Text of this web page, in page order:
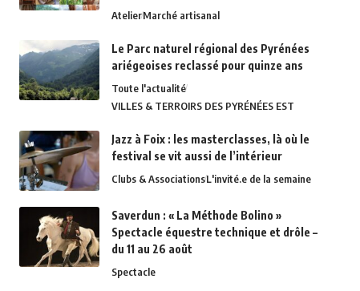
AtelierMarché artisanal
Le Parc naturel régional des Pyrénées
ariégeoises reclassé pour quinze ans
Toute l'actualité
VILLES & TERROIRS DES PYRÉNÉES EST
Jazz à Foix : les masterclasses, là où le
festival se vit aussi de l’intérieur
Clubs & AssociationsL'invité.e de la semaine
Saverdun : « La Méthode Bolino »
Spectacle équestre technique et drôle –
du 11 au 26 août
Spectacle